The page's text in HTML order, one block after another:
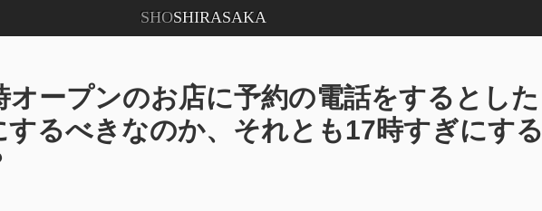
SHOSHIRASAKA
オープンのお店に予約の電話をするとした
するべきなのか、それとも17時すぎにする